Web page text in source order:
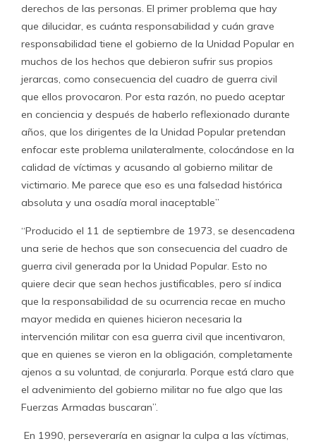
derechos de las personas. El primer problema que hay
que dilucidar, es cuánta responsabilidad y cuán grave
responsabilidad tiene el gobierno de la Unidad Popular en
muchos de los hechos que debieron sufrir sus propios
jerarcas, como consecuencia del cuadro de guerra civil
que ellos provocaron. Por esta razón, no puedo aceptar
en conciencia y después de haberlo reflexionado durante
años, que los dirigentes de la Unidad Popular pretendan
enfocar este problema unilateralmente, colocándose en la
calidad de víctimas y acusando al gobierno militar de
victimario. Me parece que eso es una falsedad histórica
absoluta y una osadía moral inaceptable”
“Producido el 11 de septiembre de 1973, se desencadena
una serie de hechos que son consecuencia del cuadro de
guerra civil generada por la Unidad Popular. Esto no
quiere decir que sean hechos justificables, pero sí indica
que la responsabilidad de su ocurrencia recae en mucho
mayor medida en quienes hicieron necesaria la
intervención militar con esa guerra civil que incentivaron,
que en quienes se vieron en la obligación, completamente
ajenos a su voluntad, de conjurarla. Porque está claro que
el advenimiento del gobierno militar no fue algo que las
Fuerzas Armadas buscaran”.
En 1990, perseveraría en asignar la culpa a las víctimas,